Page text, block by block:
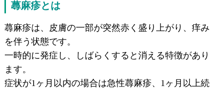
蕁麻疹とは
蕁麻疹は、皮膚の一部が突然赤く盛り上がり、痒み
を伴う状態です。
一時的に発症し、しばらくすると消える特徴があり
ます。
症状が1ヶ月以内の場合は急性蕁麻疹、1ヶ月以上続